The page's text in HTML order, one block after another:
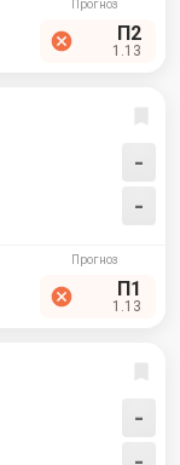
П2
1.13
-
-
П1
1.13
-